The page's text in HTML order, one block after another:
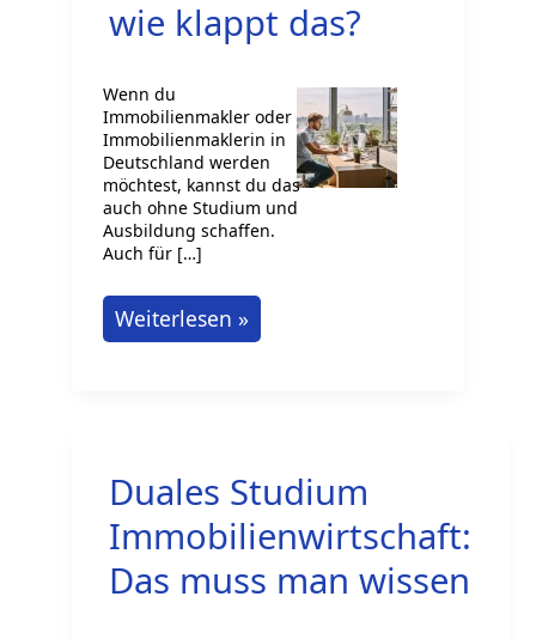
wie klappt das?
Wenn du
Immobilienmakler oder
Immobilienmaklerin in
Deutschland werden
möchtest, kannst du das
auch ohne Studium und
Ausbildung schaffen.
Auch für […]
Immobilienmakler
werden
Ausbildung
brauchst
und
Weiterlesen »
Duales Studium
Immobilienwirtschaft:
Das muss man wissen